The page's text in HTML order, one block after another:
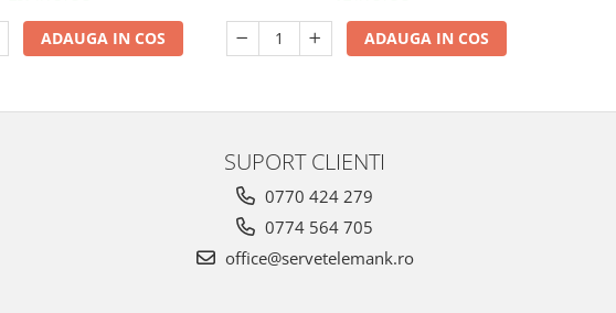
ADAUGA IN COS ADAUGA IN COS
SUPORT CLIENTI
0770 424 279
0774 564 705
office@servetelemank.ro